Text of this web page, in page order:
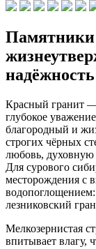
Памятники
Красный гранит —
глубокое
благородный и
строгих чёрных
любовь, духовную
Для сурового
месторождения с
лезниковский
Мелкозернистая
впитывает влагу,